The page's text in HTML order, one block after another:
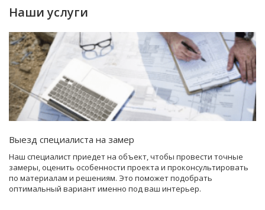
Наши услуги
Выезд специалиста на замер
Наш специалист приедет на объект, чтобы провести точные
замеры, оценить особенности проекта и проконсультировать
по материалам и решениям. Это поможет подобрать
оптимальный вариант именно под ваш интерьер.